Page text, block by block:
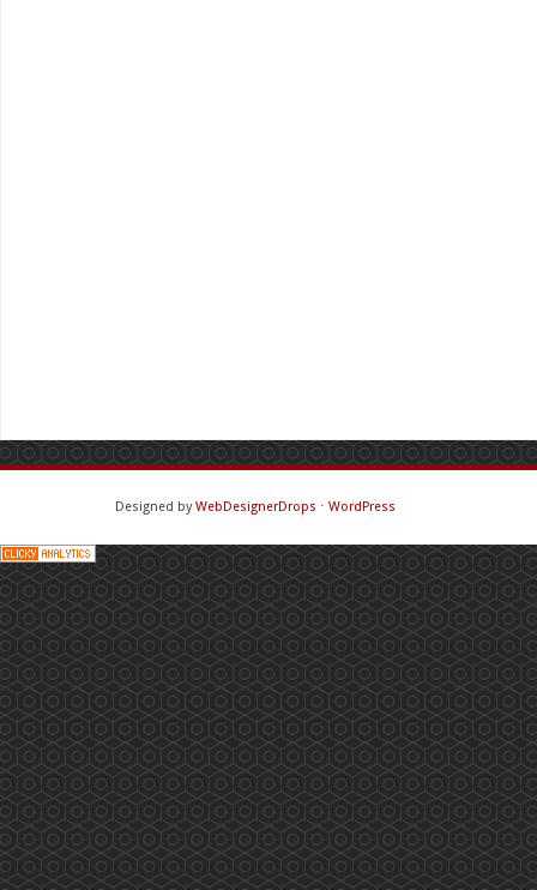
Designed byWebDesignerDrops ⋅ WordPress